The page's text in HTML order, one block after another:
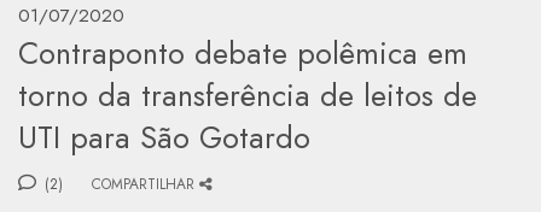
01/07/2020
Contraponto debate polêmica em
torno da transferência de leitos de
UTI para São Gotardo
(2) COMPARTILHAR